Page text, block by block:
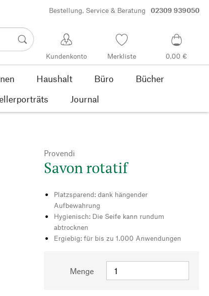
Bestellung, Service & Beratung 02309 939050
Kundenkonto Merkliste 0,00 €
Haushalt Büro
Bücher
Journal
Provendi
Savon rotatif
Platzsparend: dank hängender
Aufbewahrung
Hygienisch: Die Seife kann rundum
abtrocknen
Ergiebig: für bis zu 1.000 Anwendungen
Menge